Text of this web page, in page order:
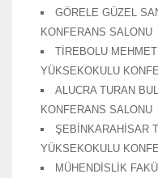
GÖRELE GÜZEL
KONFERANS SALONU
TİREBOLU
YÜKSEKOKULU
ALUCRA TURAN
KONFERANS SALONU
ŞEBİNKARAHİSAR
YÜKSEKOKULU
MÜHENDİSLİK